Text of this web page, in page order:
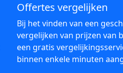
Offertes vergelijken
Bij het vinden van een
vergelijken van prijzen van
een gratis
binnen enkele minuten